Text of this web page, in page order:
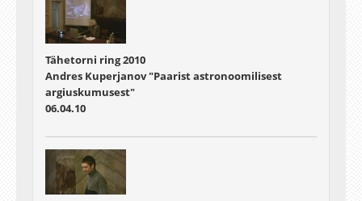
Tähetorni ring 2010
Andres Kuperjanov "Paarist astronoomilisest
argiuskumusest"
06.04.10